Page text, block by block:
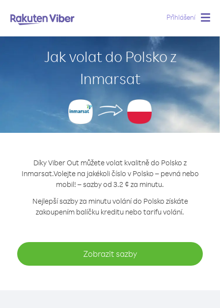
Přihlášení
Jak volat do Polsko z
Inmarsat
Díky Viber Out můžete volat kvalitně do Polsko z
Inmarsat.Volejte na jakékoli číslo v Polsko – pevná nebo
mobil! – sazby od 3.2 ¢ za minutu.
Nejlepší sazby za minutu volání do Polsko získáte
zakoupením balíčku kreditu nebo tarifu volání.
Zobrazit sazby